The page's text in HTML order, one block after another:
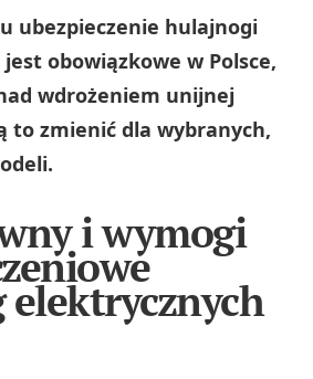
ubezpieczenie hulajnogi
obowiązkowe w Polsce,
wdrożeniem unijnej
to zmienić dla wybranych,
i wymogi